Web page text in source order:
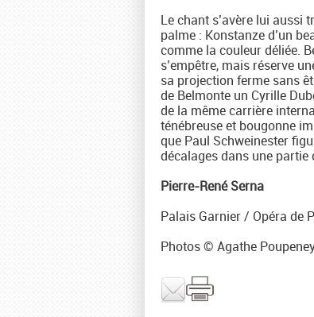
Le chant s’avère lui aussi
palme : Konstanze d’un
comme la couleur déliée.
s’empêtre, mais réserve
sa projection ferme sans
de Belmonte un Cyrille
de la même carrière
ténébreuse et bougonne
que Paul Schweinester
décalages dans une partie
Pierre-René Serna
Palais Garnier / Opéra de
Photos © Agathe